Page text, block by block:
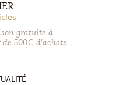
gratuite à
500€ d'achats